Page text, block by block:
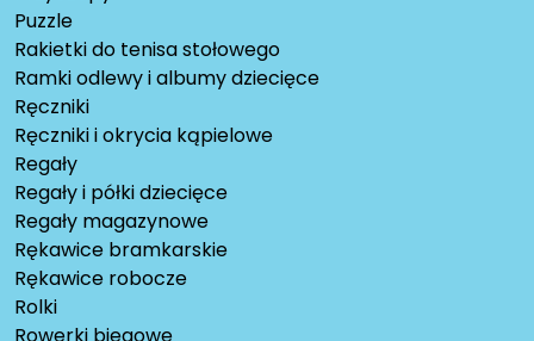
Puzzle
Rakietki do tenisa stołowego
Ramki odlewy i albumy dziecięce
Ręczniki
Ręczniki i okrycia kąpielowe
Regały
Regały i półki dziecięce
Regały magazynowe
Rękawice bramkarskie
Rękawice robocze
Rolki